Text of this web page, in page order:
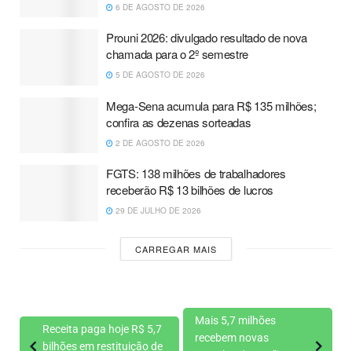
6 DE AGOSTO DE 2026
Prouni 2026: divulgado resultado de nova
chamada para o 2º semestre
5 DE AGOSTO DE 2026
Mega-Sena acumula para R$ 135 milhões;
confira as dezenas sorteadas
2 DE AGOSTO DE 2026
FGTS: 138 milhões de trabalhadores
receberão R$ 13 bilhões de lucros
29 DE JULHO DE 2026
CARREGAR MAIS
Receita paga hoje R$ 5,7
bilhões em restituição de
Mais 5,7 milhões
recebem novas